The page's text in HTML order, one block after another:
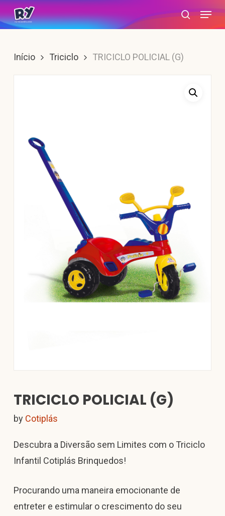
Skip
to
content
search
Menu
Início Triciclo TRICICLO POLICIAL (G)
TRICICLO POLICIAL (G)
by Cotiplás
Descubra a Diversão sem Limites com o Triciclo
Infantil Cotiplás Brinquedos!
Procurando uma maneira emocionante de
entreter e estimular o crescimento do seu